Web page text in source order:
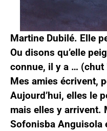
Martine Dubilé. Elle
Ou disons qu’elle
connue, il y a … (chut
Mes amies écrivent,
Aujourd’hui, elles le
mais elles y arrivent.
Sofonisba Anguisola